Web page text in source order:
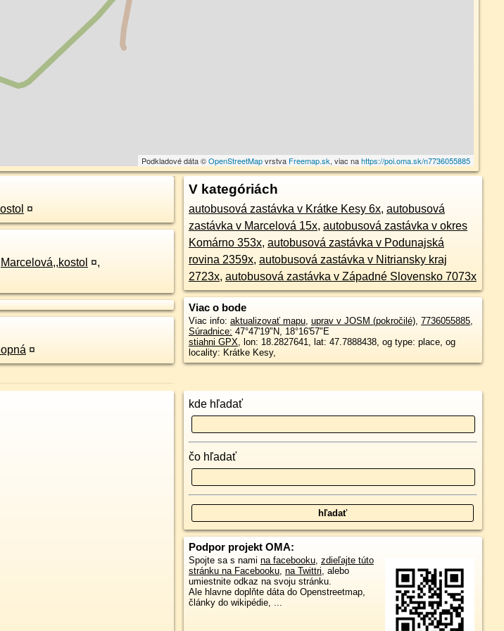
Podkladové dáta ©OpenStreetMapvrstva Freemap.sk, viac nahttps://poi.oma.sk/n7736055885
¤
Marcelová,,kostol ¤,
¤
V kategóriách
autobusová zastávka v Krátke Kesy 6x, autobusová
zastávka v Marcelová 15x, autobusová zastávka v okres
Komárno 353x, autobusová zastávka v Podunajská
rovina 2359x, autobusová zastávka v Nitriansky kraj
2723x, autobusová zastávka v Západné Slovensko 7073x
Viac o bode
Viac info: aktualizovať mapu, uprav v JOSM (pokročilé), 7736055885,
Súradnice: 47°47'19"N, 18°16'57"E
stiahni GPX, lon: 18.2827641, lat: 47.7888438, og type: place, og
locality: Krátke Kesy,
kde hľadať
čo hľadať
Podpor projekt OMA:
Spojte sa s nami na facebooku, zdieľajte túto
stránku na Facebooku, na Twittri, alebo
umiestnite odkaz na svoju stránku.
Ale hlavne doplňte dáta do Openstreetmap,
články do wikipédie, ...